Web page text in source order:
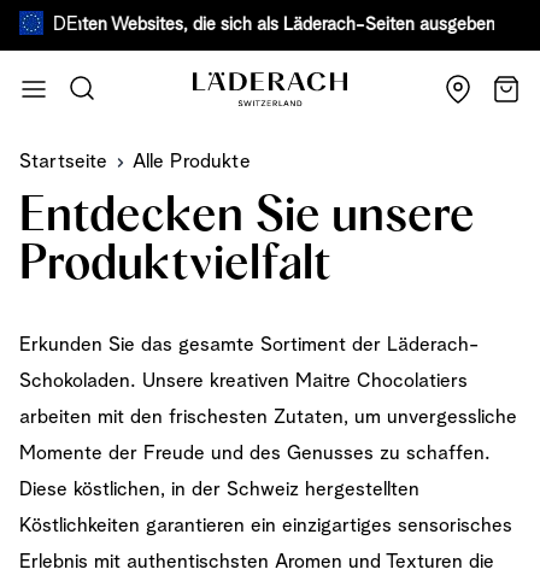
DEWebsites, die sich als Läderach-Seiten ausgeben.Mehr
Suche
Startseite Alle Produkte
Entdecken Sie unsere
Produktvielfalt
Erkunden Sie das gesamte Sortiment der Läderach-
Schokoladen. Unsere kreativen Maitre Chocolatiers
arbeiten mit den frischesten Zutaten, um unvergessliche
Momente der Freude und des Genusses zu schaffen.
Diese köstlichen, in der Schweiz hergestellten
Köstlichkeiten garantieren ein einzigartiges sensorisches
Erlebnis mit authentischsten Aromen und Texturen die